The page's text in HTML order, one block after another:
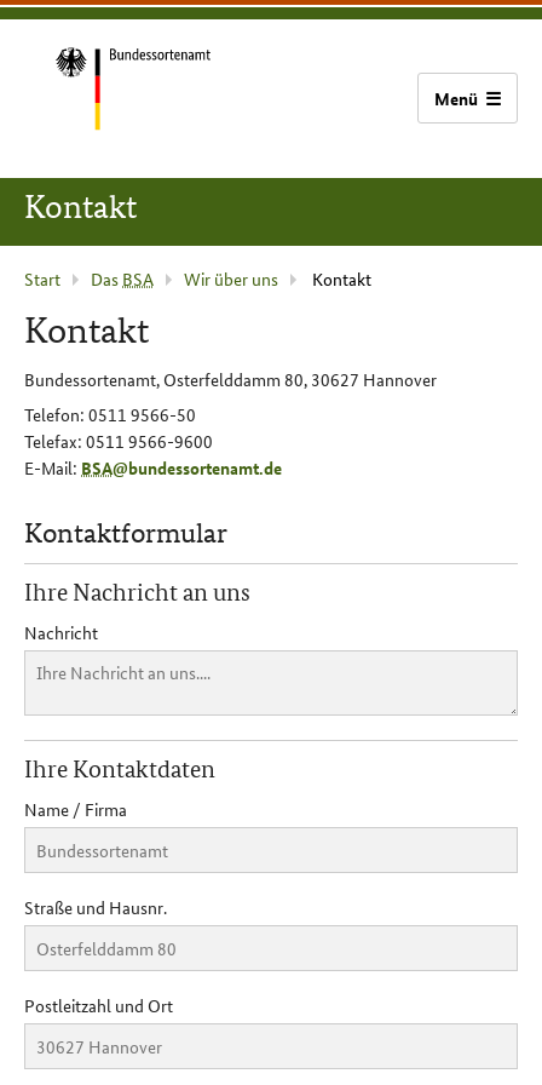
zum
(Navigation
zur
zum
Bundessortenamt
Zur
Startseite
Kontakt
Aktuelle
Seite
:
Start Das BSA Wir über uns Kontakt
Kontakt
Bundessortenamt, Osterfelddamm 80, 30627 Hannover
Telefon: 0511 9566-50
Telefax: 0511 9566-9600
E-Mail: BSA@bundessortenamt.de
Kontaktformular
Ihre Nachricht an uns
Nachricht
Ihre Kontaktdaten
Name / Firma
Straße und Hausnr.
Postleitzahl und Ort